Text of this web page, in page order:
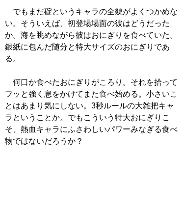
でもまだ碇というキャラの全貌がよくつかめな
い。そういえば、初登場場面の彼はどうだった
か。海を眺めながら彼はおにぎりを食べていた。
銀紙に包んだ随分と特大サイズのおにぎりであ
る。
何口か食べたおにぎりがころり。それを拾って
フッと強く息をかけてまた食べ始める。小さいこ
とはあまり気にしない。3秒ルールの大雑把キャ
ラということか。でもこういう特大おにぎりこ
そ、熱血キャラにふさわしいパワーみなぎる食べ
物ではないだろうか？